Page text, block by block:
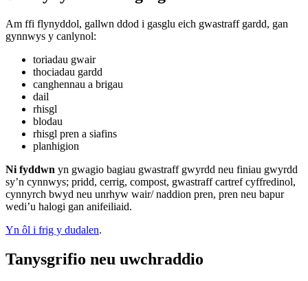
Am ffi flynyddol, gallwn ddod i gasglu eich gwastraff gardd, gan
gynnwys y canlynol:
toriadau gwair
thociadau gardd
canghennau a brigau
dail
rhisgl
blodau
rhisgl pren a siafins
planhigion
Ni fyddwn yn gwagio bagiau gwastraff gwyrdd neu finiau gwyrdd
sy’n cynnwys; pridd, cerrig, compost, gwastraff cartref cyffredinol,
cynnyrch bwyd neu unrhyw wair/ naddion pren, pren neu bapur
wedi’u halogi gan anifeiliaid.
Yn ôl i frig y dudalen.
Tanysgrifio neu uwchraddio